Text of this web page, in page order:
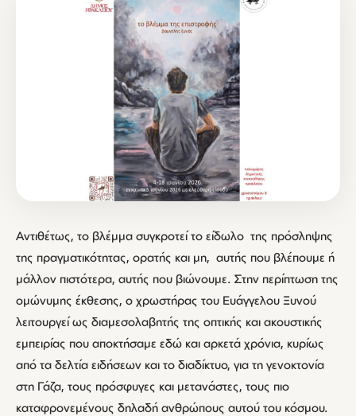
17
10:00
18
10:00
Αντιθέτως, το βλέμμα συγκροτεί το είδωλο της πρόσληψης
της πραγματικότητας, ορατής και μη, αυτής που βλέπουμε ή
μάλλον πιστότερα, αυτής που βιώνουμε. Στην περίπτωση της
ομώνυμης έκθεσης, ο χρωστήρας του Ευάγγελου Ξυνού
λειτουργεί ως διαμεσολαβητής της οπτικής και ακουστικής
εμπειρίας που αποκτήσαμε εδώ και αρκετά χρόνια, κυρίως
από τα δελτία ειδήσεων και το διαδίκτυο, για τη γενοκτονία
στη Γάζα, τους πρόσφυγες και μετανάστες, τους πιο
καταφρονεμένους δηλαδή ανθρώπους αυτού του κόσμου.